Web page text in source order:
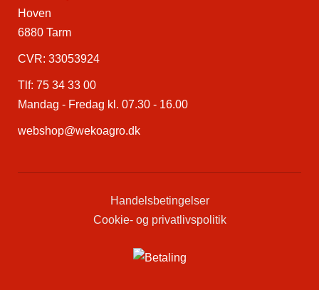
Hoven
6880 Tarm
CVR: 33053924
Tlf: 75 34 33 00
Mandag - Fredag kl. 07.30 - 16.00
webshop@wekoagro.dk
Handelsbetingelser
Cookie- og privatlivspolitik